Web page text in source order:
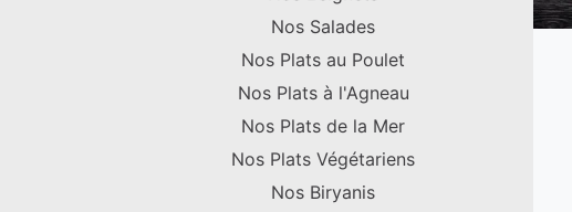
Nos Salades
Nos Plats au Poulet
Nos Plats à l'Agneau
Nos Plats de la Mer
Nos Plats Végétariens
Nos Biryanis